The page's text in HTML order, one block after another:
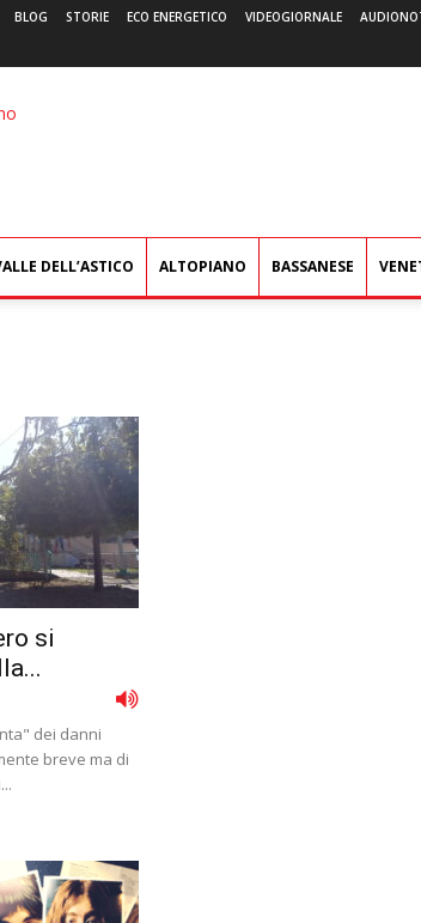
BLOG STORIE ECO ENERGETICO VIDEOGIORNALE
DELL’ASTICO ALTOPIANO BASSANESE
si
dei danni
breve ma di